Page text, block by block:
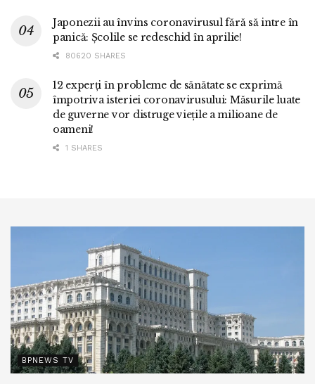
Japonezii au învins coronavirusul fără să intre în
panică: Școlile se redeschid în aprilie!
80620 SHARES
12 experți în probleme de sănătate se exprimă
împotriva isteriei coronavirusului: Măsurile luate
de guverne vor distruge viețile a milioane de
oameni!
1 SHARES
BPNEWS TV